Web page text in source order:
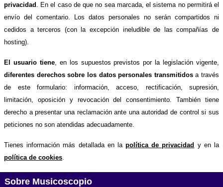
privacidad
. En el caso de que no sea marcada, el sistema no permitirá el
envío del comentario. Los datos personales no serán compartidos ni
cedidos a terceros (con la excepción ineludible de las compañías de
hosting).
El usuario tiene, en los supuestos previstos por la legislación vigente,
diferentes derechos sobre los datos personales transmitidosa través
de este formulario: información, acceso, rectificación, supresión,
limitación, oposición y revocación del consentimiento. También tiene
derecho a presentar una reclamación ante una autoridad de control si sus
peticiones no son atendidas adecuadamente.
Tienes información más detallada en lapolítica de privacidad y en la
política de cookies
Sobre Musicoscopio